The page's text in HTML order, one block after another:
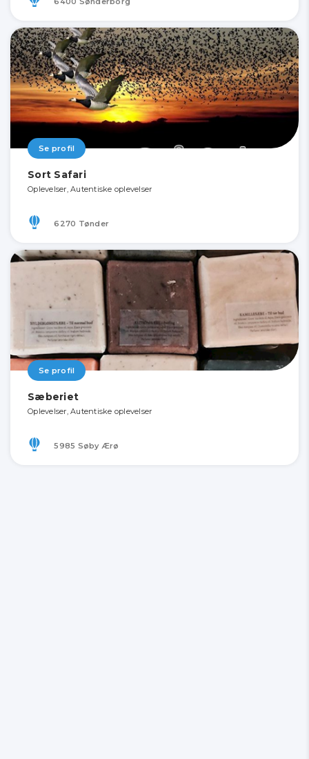
Se profil
Sort Safari
Oplevelser, Autentiske oplevelser
6270 Tønder
Se profil
Sæberiet
Oplevelser, Autentiske oplevelser
5985 Søby Ærø